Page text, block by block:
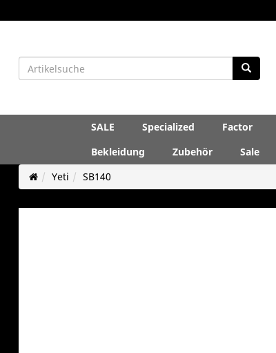
SALE Specialized Factor
Bekleidung
Zubehör Sale
Yeti
SB140